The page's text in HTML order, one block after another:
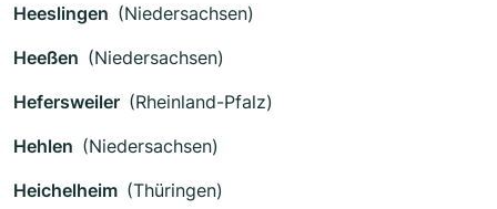
Heeslingen (Niedersachsen)
Heeßen (Niedersachsen)
Hefersweiler (Rheinland-Pfalz)
Hehlen (Niedersachsen)
Heichelheim (Thüringen)